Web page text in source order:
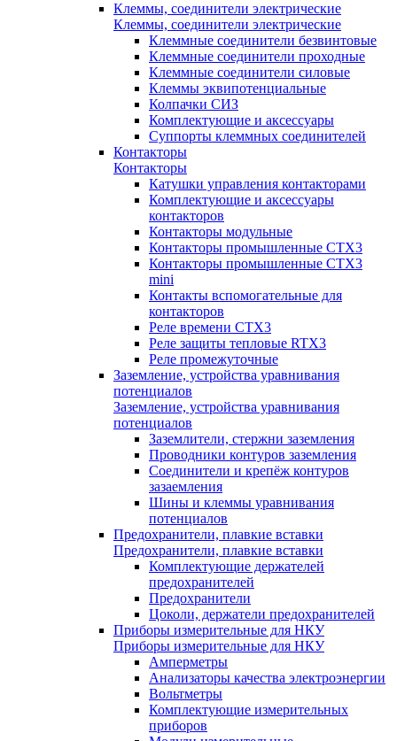
Клеммы, соединители электрические
Клеммы, соединители электрические
Клеммные соединители безвинтовые
Клеммные соединители проходные
Клеммные соединители силовые
Клеммы эквипотенциальные
Колпачки СИЗ
Комплектующие и аксессуары
Суппорты клеммных соединителей
Контакторы
Контакторы
Катушки управления контакторами
Комплектующие и аксессуары
контакторов
Контакторы модульные
Контакторы промышленные CTX3
Контакторы промышленные CTX3
mini
Контакты вспомогательные для
контакторов
Реле времени CTX3
Реле защиты тепловые RTX3
Реле промежуточные
Заземление, устройства уравнивания
потенциалов
Заземление, устройства уравнивания
потенциалов
Заземлители, стержни заземления
Проводники контуров заземления
Соединители и крепёж контуров
зазаемления
Шины и клеммы уравнивания
потенциалов
Предохранители, плавкие вставки
Предохранители, плавкие вставки
Комплектующие держателей
предохранителей
Предохранители
Цоколи, держатели предохранителей
Приборы измерительные для НКУ
Приборы измерительные для НКУ
Амперметры
Анализаторы качества электроэнергии
Вольтметры
Комплектующие измерительных
приборов